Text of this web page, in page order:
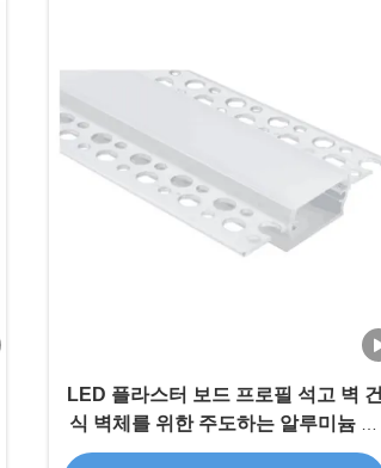
LED 플라스터 보드 프로필 석고 벽 건
식 벽체를 위한 주도하는 알루미늄 프
로파일